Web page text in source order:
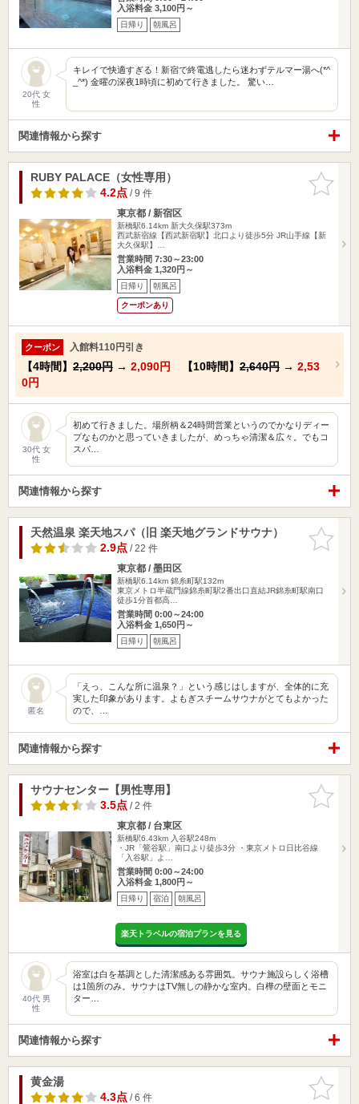
入浴料金 3,100円～
日帰り 朝風呂
20代 女
性
キレイで快適すぎる！新宿で終電逃したら迷わずテルマー湯へ(*^
_^*) 金曜の深夜1時頃に初めて行きました。 驚い…
関連情報から探す
お気に入
りに追加
RUBY PALACE（女性専用）
4.2点/ 9 件
東京都 / 新宿区
新橋駅6.14km 新大久保駅373m
西武新宿線【西武新宿駅】北口より徒歩5分 JR山手線【新
大久保駅】…
営業時間 7:30～23:00
入浴料金 1,320円～
日帰り 朝風呂
クーポンあり
クーポン 入館料110円引き
【4時間】 2,200円 → 2,090円 【10時間】 2,640円 → 2,53
0円
30代 女
性
初めて行きました。場所柄＆24時間営業というのでかなりディー
プなものかと思っていきましたが、めっちゃ清潔＆広々。でもコ
スパ…
関連情報から探す
お気に入
りに追加
天然温泉 楽天地スパ（旧 楽天地グランドサウナ）
2.9点/ 22 件
東京都 / 墨田区
新橋駅6.14km 錦糸町駅132m
東京メトロ半蔵門線錦糸町駅2番出口直結JR錦糸町駅南口
徒歩1分首都高…
営業時間 0:00～24:00
入浴料金 1,650円～
日帰り 朝風呂
匿名
「えっ、こんな所に温泉？」という感じはしますが、全体的に充
実した印象があります。よもぎスチームサウナがとてもよかった
ので、…
関連情報から探す
お気に入
りに追加
サウナセンター【男性専用】
3.5点/ 2 件
東京都 / 台東区
新橋駅6.43km 入谷駅248m
・JR「鶯谷駅」南口より徒歩3分 ・東京メトロ日比谷線
「入谷駅」よ…
営業時間 0:00～24:00
入浴料金 1,800円～
日帰り 宿泊 朝風呂
楽天トラベルの宿泊プランを見る
40代 男
性
浴室は白を基調とした清潔感ある雰囲気。サウナ施設らしく浴槽
は1箇所のみ。サウナはTV無しの静かな室内。白樺の壁面とモニ
ター…
関連情報から探す
お気に入
りに追加
黄金湯
4.3点/ 6 件